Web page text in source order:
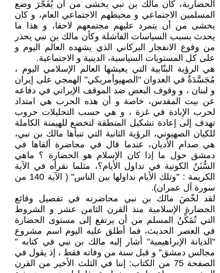
الحضارية، كان مالك بن نبي يخشى من أن يُفَجَّرَ وضع
المسلمين الاجتماعي و محيطهم الاجتماعي العام، و كان
يخشى من أن يتمرد عليهم مجتمعهم لاحقا، و هذا ما
يحدث بسبب السياسات الفاشلة وكأن مالك بن نبي يحذر
من وقوع الانفجار البركاني الذي يشهده العالم اليوم و
على كل المستويات السياسية، الدينية و الاجتماعية.
هي الرؤية البنّابية التي يعيشها العالم الإسلامي اليوم ،
مُجَسَّدَةٌ في العدوان "الصهيوأمريكي" الهمجي على إيران
و لبنان ، و وقوف البعض ضد الموقف الإيراني في دفاعه
عن بيت المقدس، خاصة و أن هذه الحرب هي امتداد
لحرب الإبادة في غزة ، و هي حسب التحليلات حروب
تهدف إلى إعادة تشكيل المنطقة لتخضع للهيمنة الكاملة
للكيان الصهيوني، الرؤية الثانية التي تنبأها مالك بن نبي،
هي صدام الأديان، عندما قال في محاضرة ألقاها في
دمشق حول ما إذا كان الإسلام هو الحضارة ؟ ماهي
السُّنَنُ الكونية في تداول الأيام؟، مثلما نقرأه في الآية
الكريمة : "وتلك الأيام نداولها بين الناس" ( الآية 140 من
سورة آل عمران).
لقد لخّصَ مالك بن نبي محاضرته في تفصيل وقائع
الحضارة الإسلامية منذ القرن الثامن عشر و الشروط
التي تُمَكِّنُ المسلم من أن يرتفع إلى مستوى الحضارة
في العصر الحديث، فما أطلق عليه اليوم اسم مشروع
"الديانة الإبراهيمية" أشار إليه مالك بن نبي في كتابه "
مجالس دمشق" و قبل سنة من وفاته فقط ، إذ يقول في
الصفحة 75 من الكتاب: إننا في الثلث الأخير من القرن